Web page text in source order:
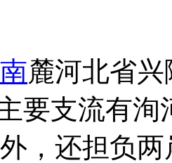
麓河北省
要支流有
，还担负